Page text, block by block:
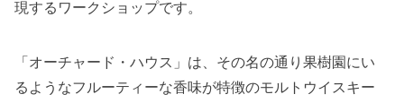
現するワークショップです。
「オーチャード・ハウス」は、その名の通り果樹園にい
るようなフルーティーな香味が特徴のモルトウイスキー